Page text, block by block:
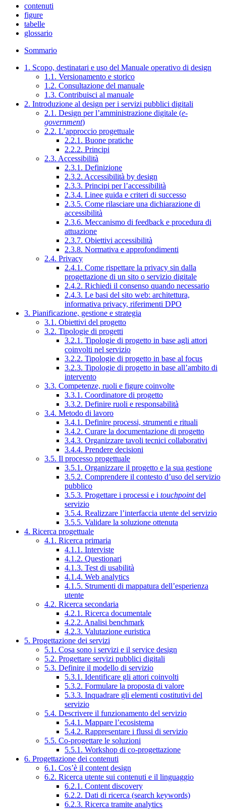
contenuti
figure
tabelle
glossario
Sommario
1. Scopo, destinatari e uso del Manuale operativo di design
1.1. Versionamento e storico
1.2. Consultazione del manuale
1.3. Contribuisci al manuale
2. Introduzione al design per i servizi pubblici digitali
2.1. Design per l’amministrazione digitale (e-
government)
2.2. L’approccio progettuale
2.2.1. Buone pratiche
2.2.2. Principi
2.3. Accessibilità
2.3.1. Definizione
2.3.2. Accessibilità by design
2.3.3. Principi per l’accessibilità
2.3.4. Linee guida e criteri di successo
2.3.5. Come rilasciare una dichiarazione di
accessibilità
2.3.6. Meccanismo di feedback e procedura di
attuazione
2.3.7. Obiettivi accessibilità
2.3.8. Normativa e approfondimenti
2.4. Privacy
2.4.1. Come rispettare la privacy sin dalla
progettazione di un sito o servizio digitale
2.4.2. Richiedi il consenso quando necessario
2.4.3. Le basi del sito web: architettura,
informativa privacy, riferimenti DPO
3. Pianificazione, gestione e strategia
3.1. Obiettivi del progetto
3.2. Tipologie di progetti
3.2.1. Tipologie di progetto in base agli attori
coinvolti nel servizio
3.2.2. Tipologie di progetto in base al focus
3.2.3. Tipologie di progetto in base all’ambito di
intervento
3.3. Competenze, ruoli e figure coinvolte
3.3.1. Coordinatore di progetto
3.3.2. Definire ruoli e responsabilità
3.4. Metodo di lavoro
3.4.1. Definire processi, strumenti e rituali
3.4.2. Curare la documentazione di progetto
3.4.3. Organizzare tavoli tecnici collaborativi
3.4.4. Prendere decisioni
3.5. Il processo progettuale
3.5.1. Organizzare il progetto e la sua gestione
3.5.2. Comprendere il contesto d’uso del servizio
pubblico
3.5.3. Progettare i processi e i touchpointdel
servizio
3.5.4. Realizzare l’interfaccia utente del servizio
3.5.5. Validare la soluzione ottenuta
4. Ricerca progettuale
4.1. Ricerca primaria
4.1.1. Interviste
4.1.2. Questionari
4.1.3. Test di usabilità
4.1.4. Web analytics
4.1.5. Strumenti di mappatura dell’esperienza
utente
4.2. Ricerca secondaria
4.2.1. Ricerca documentale
4.2.2. Analisi benchmark
4.2.3. Valutazione euristica
5. Progettazione dei servizi
5.1. Cosa sono i servizi e il service design
5.2. Progettare servizi pubblici digitali
5.3. Definire il modello di servizio
5.3.1. Identificare gli attori coinvolti
5.3.2. Formulare la proposta di valore
5.3.3. Inquadrare gli elementi costitutivi del
servizio
5.4. Descrivere il funzionamento del servizio
5.4.1. Mappare l’ecosistema
5.4.2. Rappresentare i flussi di servizio
5.5. Co-progettare le soluzioni
5.5.1. Workshop di co-progettazione
6. Progettazione dei contenuti
6.1. Cos’è il content design
6.2. Ricerca utente sui contenuti e il linguaggio
6.2.1. Content discovery
6.2.2. Dati di ricerca (search keywords)
6.2.3. Ricerca tramite analytics